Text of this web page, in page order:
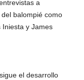
a
balompié como
Iniesta y James
el desarrollo